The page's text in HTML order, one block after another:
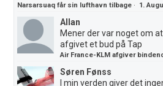
Narsarsuaq får sin lufthavn tilbage · 1.
Allan
Mener der var noget om
afgivet et bud på Tap
Air France-KLM afgiver
Søren Fønss
I min verden giver det